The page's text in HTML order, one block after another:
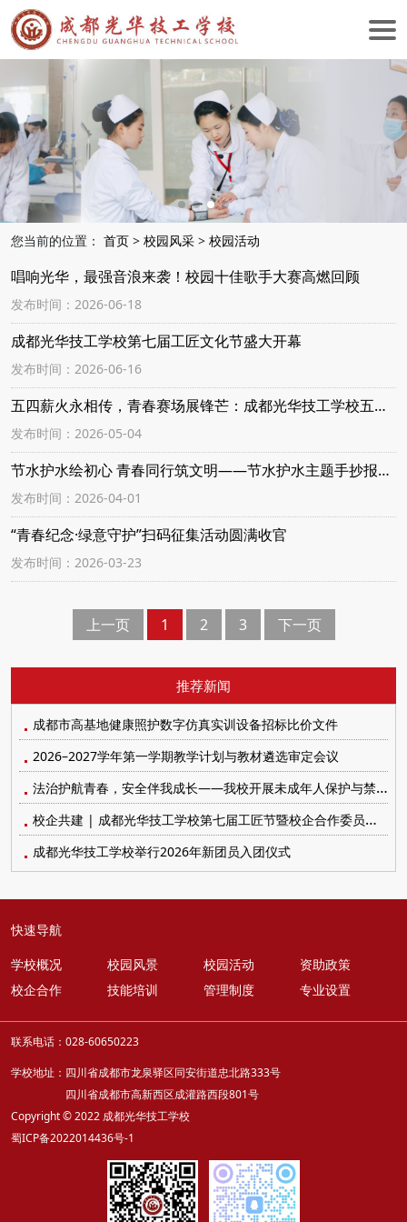
您当前的位置： 首页 > 校园风采 > 校园活动
推荐新闻
成都市高基地健康照护数字仿真实训设备招标比价文件
2026–2027学年第一学期教学计划与教材遴选审定会议
法治护航青春，安全伴我成长——我校开展未成年人保护与禁毒防艾系列宣传教育活动
校企共建 | 成都光华技工学校第七届工匠节暨校企合作委员会顺利召开
成都光华技工学校举行2026年新团员入团仪式
唱响光华，最强音浪来袭！校园十佳歌手大赛高燃回顾
发布时间：2026-06-18
成都光华技工学校第七届工匠文化节盛大开幕
发布时间：2026-06-16
五四薪火永相传，青春赛场展锋芒：成都光华技工学校五四青年运动会开幕式高燃回顾
发布时间：2026-05-04
节水护水绘初心 青春同行筑文明——节水护水主题手抄报比赛圆满落幕
发布时间：2026-04-01
“青春纪念·绿意守护”扫码征集活动圆满收官
发布时间：2026-03-23
上一页 1 2 3 下一页
快速导航
学校概况
校园风景 校园活动
资助政策
校企合作
技能培训 管理制度 专业设置
联系电话：028-60650223
学校地址：四川省成都市龙泉驿区同安街道忠北路333号
四川省成都市高新西区成灌路西段801号
Copyright © 2022 成都光华技工学校
蜀ICP备2022014436号-1